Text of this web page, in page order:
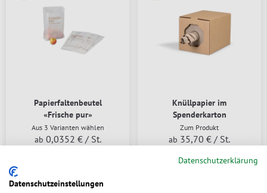
Papierfaltenbeutel
«Frische pur»
Aus 3 Varianten wählen
ab 0,0352 € / St.
Knüllpapier im
Spenderkarton
Zum Produkt
ab 35,70 € / St.
Datenschutzerklärung
Datenschutzeinstellungen